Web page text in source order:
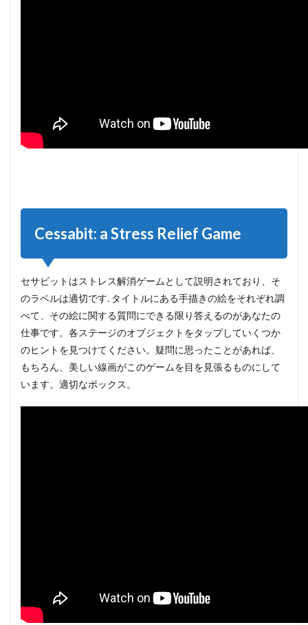
Cessabit: a Stress Relief Game
セサビットはストレス解消ゲームとして説明されており、そ
のラベルは適切です. タイトルにある手描きの絵をそれぞれ調
べて、その絵に関する質問にできる限り答えるのがあなたの
仕事です。各ステージのオブジェクトをタップしていくつか
のヒントを見つけてください。疑問に思ったことがあれば、
もちろん、美しい線画がこのゲームを目を見張るものにして
います。適切なボックス。